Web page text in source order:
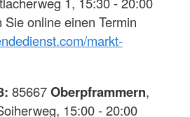
online einen Termin
markt-
85667Oberpframmern,
15:00 - 20:00